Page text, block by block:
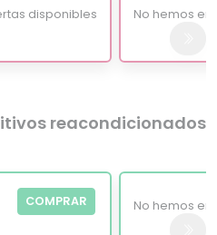
disponibles No hemos
reacondicionados
COMPRAR No hemos